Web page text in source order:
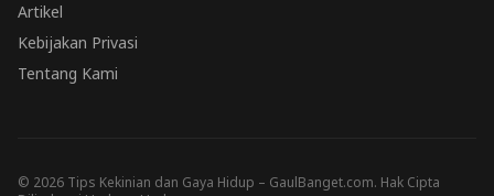
Artikel
Kebijakan Privasi
Tentang Kami
© 2026 Tips Kekinian dan Gaya Hidup – GaulBanget.com. Hak Cipta